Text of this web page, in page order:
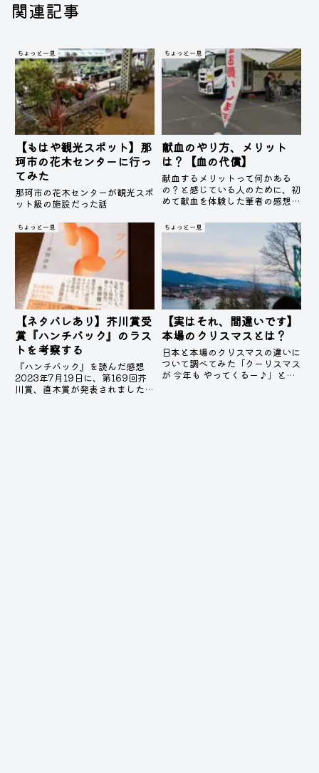
関連記事
ちょっと一息
【もはや観光スポット】那
珂市の花木センターに行っ
てみた
那珂市の花木センターが観光スポ
ット級の施設だった話
ちょっと一息
献血のやり方、メリット
は？【血の代償】
献血するメリットって何かある
の？と感じている人のために、初
めて献血を体験した筆者の感想を
ちょっと一息
【ネタバレあり】芥川賞受
賞『ハンチバック』のラス
トを考察する
『ハンチバック』を読んだ感想
2023年7月19日に、第169回芥
川賞、直木賞が発表されました。
ちょっと一息
【実はそれ、間違いです】
本場のクリスマスとは？
日本と本場のクリスマスの違いに
ついて調べてみた「クーリスマス
が 今年も やってくるー♪」と竹